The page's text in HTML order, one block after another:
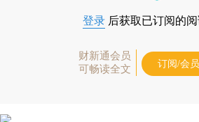
登录 后获取已订阅的
财新通会员
可畅读全文
订阅/会